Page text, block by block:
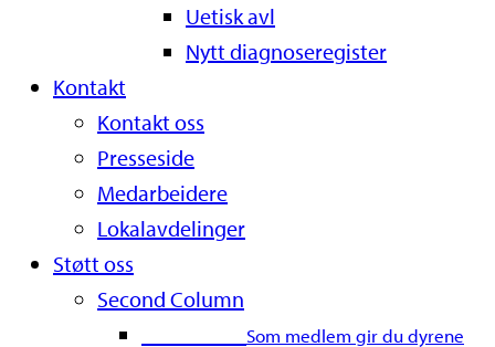
Uetisk avl
Nytt diagnoseregister
Kontakt
Kontakt oss
Presseside
Medarbeidere
Lokalavdelinger
Støtt oss
Second Column
Som medlem gir du dyrene